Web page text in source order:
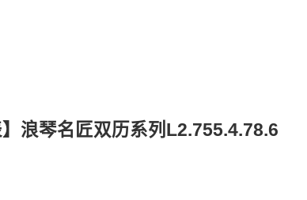
浪琴名匠双历系列L2.755.4.78.6